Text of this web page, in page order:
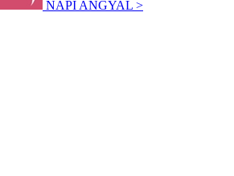
NAPI ANGYAL >